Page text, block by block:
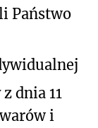
Państwo
z dnia 11
i